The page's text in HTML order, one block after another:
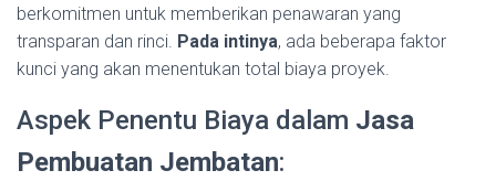
berkomitmen untuk memberikan penawaran yang
transparan dan rinci. Pada intinya, ada beberapa faktor
kunci yang akan menentukan total biaya proyek.
Aspek Penentu Biaya dalam Jasa
Pembuatan Jembatan: